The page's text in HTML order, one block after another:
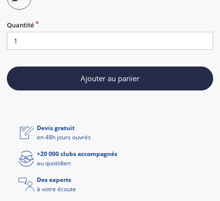
Quantité
Ajouter au panier
Devis gratuit
en 48h jours ouvrés
+20 000 clubs accompagnés
au quotidien
Des experts
à votre écoute